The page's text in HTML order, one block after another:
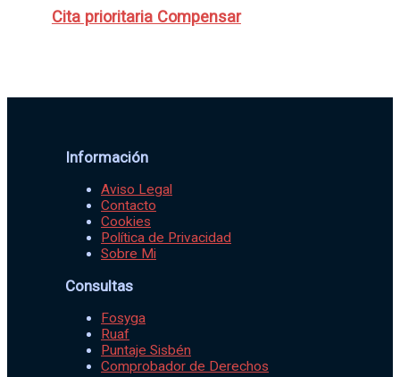
Cita prioritaria Compensar
Información
Aviso Legal
Contacto
Cookies
Política de Privacidad
Sobre Mi
Consultas
Fosyga
Ruaf
Puntaje Sisbén
Comprobador de Derechos